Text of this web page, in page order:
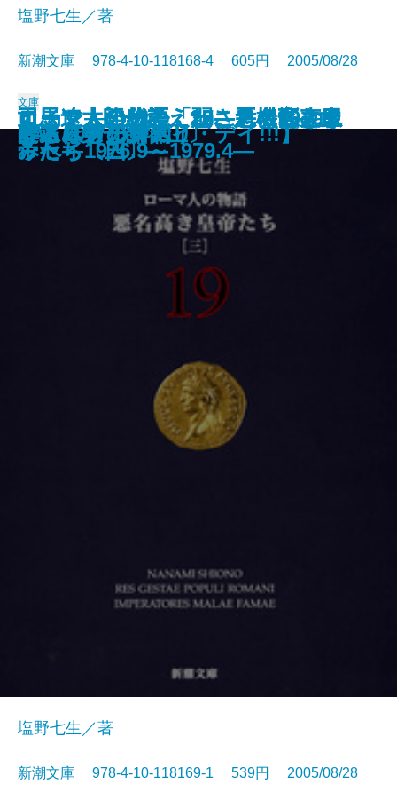
ローマ人の物語 22―危機と克服
〔中〕―
ローマ人の物語 23―危機と克服
〔下〕―
あのころの未来―星新一の預言―
司馬遼太郎が考えたこと 10―エ
ッセイ1979.4～1981.6―
天国からの道
ふしぎな夢
葬送 第二部〔上〕
葬送 第二部〔下〕
ローマ人の物語 17―悪名高き皇
帝たち〔一〕―
ローマ人の物語 18―悪名高き皇
帝たち〔二〕―
塩野七生／著
新潮文庫 978-4-10-118168-4 605円 2005/08/28
文庫
ローマ人の物語 19―悪名高き皇
帝たち〔三〕―
塩野七生／著
新潮文庫 978-4-10-118169-1 539円 2005/08/28
ローマ人の物語 20―悪名高き皇
帝たち〔四〕―
なるほどの対話
アメリカの鱒釣り
アムステルダム
カイン―自分の「弱さ」に悩むき
みへ―
PAY DAY!!!【ペイ・デイ!!!】
麦ふみクーツェ
司馬遼太郎が考えたこと 9―エ
ッセイ1976.9～1979.4―
葬送 第一部〔上〕